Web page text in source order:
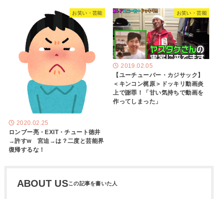
お笑い・芸能
2020.02.25
ロンブー亮・EXIT・チュート徳井
→許すw 宮迫→は？二度と芸能界
復帰するな！
お笑い・芸能
2019.02.05
【ユーチューバー・カジサック】
＜キンコン梶原＞ドッキリ動画炎
上で謝罪！「甘い気持ちで動画を
作ってしまった」
ABOUT US